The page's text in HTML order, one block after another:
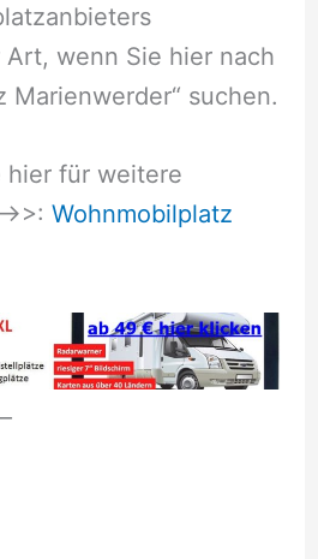
wenn Sie hier nach
Marienwerder“ suchen.
hier für weitere
Wohnmobilplatz